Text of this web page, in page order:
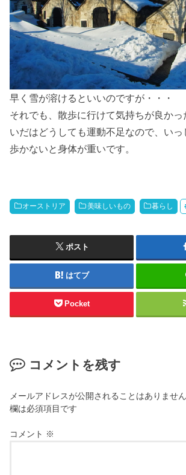
早く雪が溶けるといいのですが・・・
それでも、散歩に行けて気持ちが良かっ
いだはどうしても運動不足なので、いっ
歩かないと身体が重いです。
オーストリア 美味しいもの 暮らし
ポスト
はてブ
Pocket
コメントを残す
メールアドレスが公開されることはありません
欄は必須項目です
コメント ※